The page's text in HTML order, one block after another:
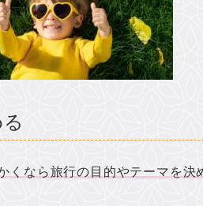
くなら旅行の目的やテーマを決